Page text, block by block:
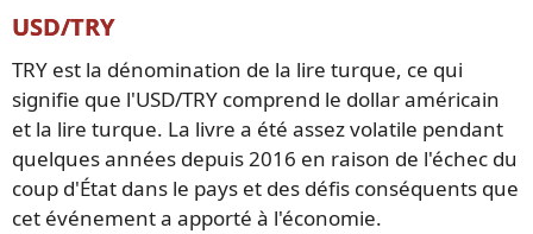
USD/TRY
TRY est la dénomination de la lire turque, ce qui
signifie que l'USD/TRY comprend le dollar américain
et la lire turque. La livre a été assez volatile pendant
quelques années depuis 2016 en raison de l'échec du
coup d'État dans le pays et des défis conséquents que
cet événement a apporté à l'économie.